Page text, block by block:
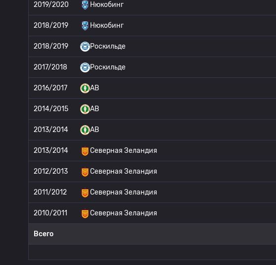
2019/2020 Нюкобинг
2018/2019 Нюкобинг
2018/2019 Роскильде
2017/2018 Роскильде
2016/2017 AB
2014/2015 AB
2013/2014 AB
2013/2014 Северная Зеландия
2012/2013 Северная Зеландия
2011/2012 Северная Зеландия
2010/2011 Северная Зеландия
Всего